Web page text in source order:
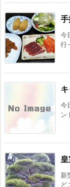
手
今
行
今
ン
新
ど